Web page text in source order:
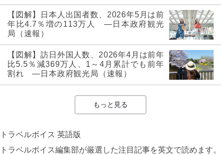
【図解】日本人出国者数、2026年5月は前
年比4.7％増の113万人 ―日本政府観光
局（速報）
【図解】訪日外国人数、2026年4月は前年
比5.5％減369万人、1～4月累計でも前年
割れ ―日本政府観光局（速報）
もっと見る
トラベルボイス 英語版
トラベルボイス編集部が厳選した注目記事を英文で読めます。